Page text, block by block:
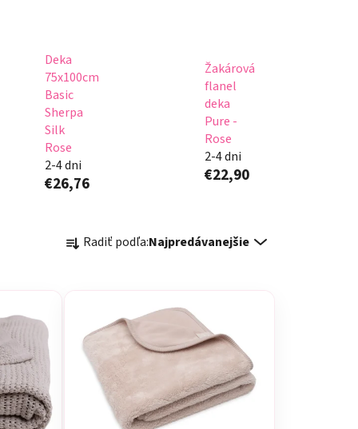
Deka
75x100cm
Basic
Sherpa
Silk
Rose
2-4 dni
€26,76
Žakárová
flanel
deka
Pure -
Rose
2-4 dni
€22,90
a
e
Radiť podľa:Najpredávanejšie